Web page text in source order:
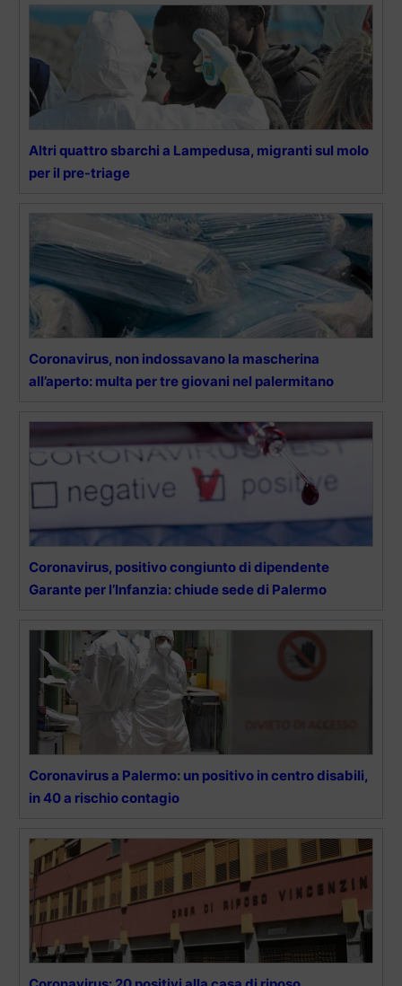
Altri quattro sbarchi a Lampedusa, migranti sul molo
per il pre-triage
Coronavirus, non indossavano la mascherina
all’aperto: multa per tre giovani nel palermitano
Coronavirus, positivo congiunto di dipendente
Garante per l’Infanzia: chiude sede di Palermo
Coronavirus a Palermo: un positivo in centro disabili,
in 40 a rischio contagio